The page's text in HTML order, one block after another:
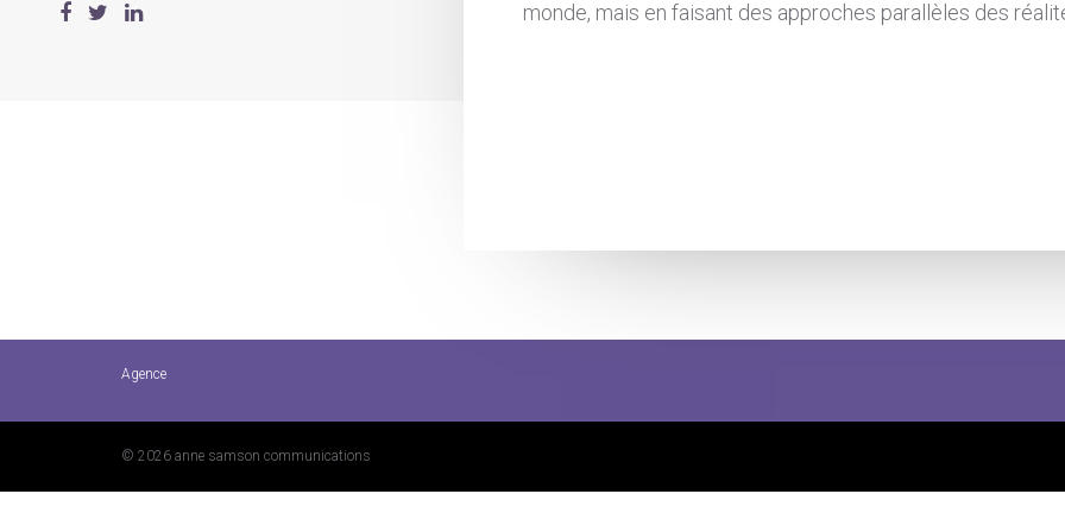
monde, mais en faisant des approches parallèles des
Agence
© 2026 anne samson communications